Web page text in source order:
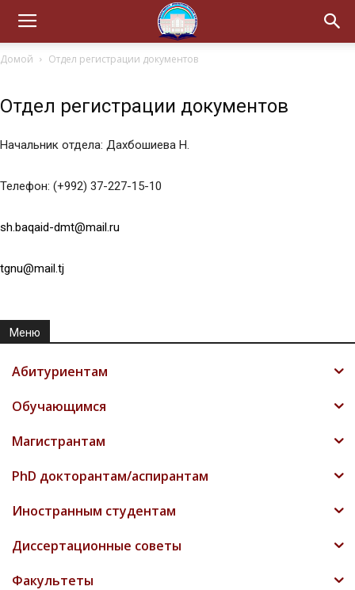
Домой Отдел регистрации документов
Отдел регистрации документов
Начальник отдела: Дахбошиева Н.
Телефон: (+992) 37-227-15-10
sh.baqaid-dmt@mail.ru
tgnu@mail.tj
Меню
Абитуриентам
Обучающимся
Магистрантам
PhD докторантам/аспирантам
Иностранным студентам
Диссертационные советы
Факультеты